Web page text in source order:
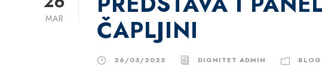
MAR
ČAPLJINI
26/03/2025 DIGNITET ADMIN BLOG